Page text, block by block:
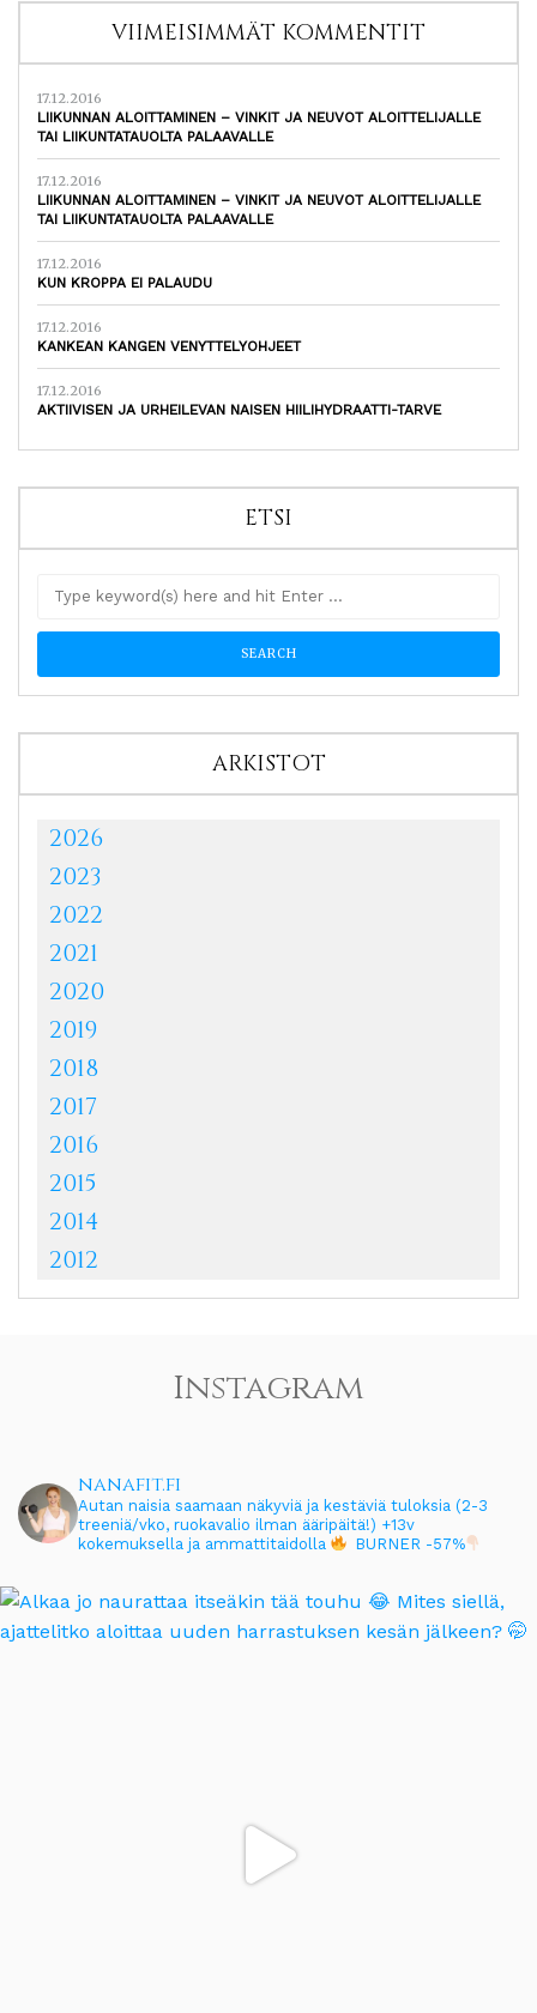
VIIMEISIMMÄT KOMMENTIT
17.12.2016
LIIKUNNAN ALOITTAMINEN – VINKIT JA NEUVOT ALOITTELIJALLE
TAI LIIKUNTATAUOLTA PALAAVALLE
17.12.2016
LIIKUNNAN ALOITTAMINEN – VINKIT JA NEUVOT ALOITTELIJALLE
TAI LIIKUNTATAUOLTA PALAAVALLE
17.12.2016
KUN KROPPA EI PALAUDU
17.12.2016
KANKEAN KANGEN VENYTTELYOHJEET
17.12.2016
AKTIIVISEN JA URHEILEVAN NAISEN HIILIHYDRAATTI-TARVE
ETSI
ARKISTOT
2026
2023
2022
2021
2020
2019
2018
2017
2016
2015
2014
2012
Instagram
nanafit.fi
Autan naisia saamaan näkyviä ja kestäviä tuloksia (2-3
treeniä/vko, ruokavalio ilman ääripäitä!) +13v
kokemuksella ja ammattitaidolla
BURNER -57%